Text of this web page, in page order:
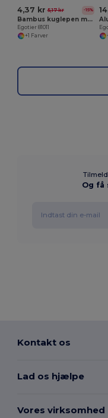
4,37 kr 5,17 kr -15%
Bambus kuglepen med klip og metal detaljer
Egotier 81011
+1 Farver
Og få
Kontakt os
Lad os hjælpe
Vores virksomhed